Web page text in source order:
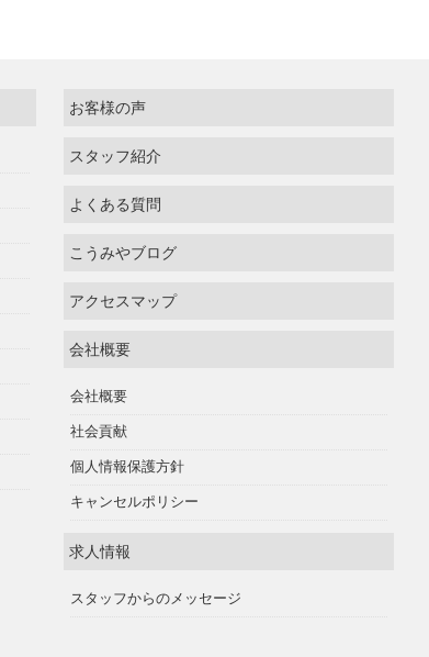
お客様の声
スタッフ紹介
よくある質問
こうみやブログ
アクセスマップ
会社概要
会社概要
社会貢献
個人情報保護方針
キャンセルポリシー
求人情報
スタッフからのメッセージ